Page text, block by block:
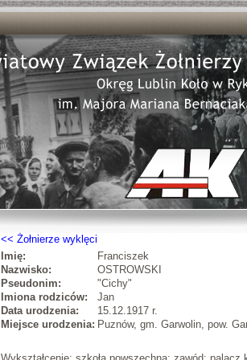
Żołnierze wyklęci
Imię:
Franciszek
Nazwisko:
OSTROWSKI
Pseudonim:
"Cichy"
Imiona rodziców:
Jan
Data urodzenia:
15.12.1917 r.
Miejsce urodzenia: Puznów, gm. Garwolin, pow.